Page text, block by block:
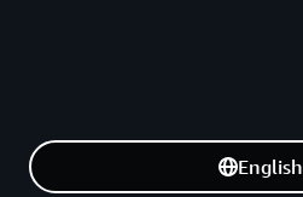
English